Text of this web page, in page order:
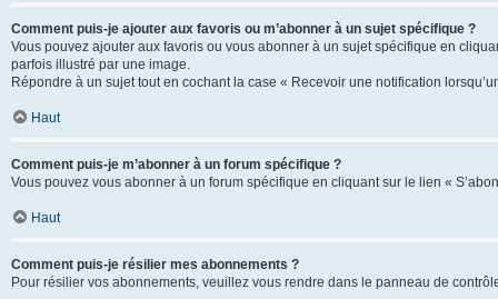
Comment puis-je ajouter aux favoris ou m’abonner à un sujet spécifique ?
Vous pouvez ajouter aux favoris ou vous abonner à un sujet spécifique en
parfois illustré par une image.
Répondre à un sujet tout en cochant la case « Recevoir une notification
Haut
Comment puis-je m’abonner à un forum spécifique ?
Vous pouvez vous abonner à un forum spécifique en cliquant sur le lien «
Haut
Comment puis-je résilier mes abonnements ?
Pour résilier vos abonnements, veuillez vous rendre dans le panneau de